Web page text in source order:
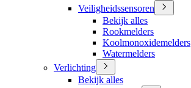
Veiligheidssensoren
Bekijk alles
Rookmelders
Koolmonoxidemelders
Watermelders
Verlichting
Bekijk alles